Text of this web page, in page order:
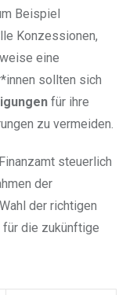
Beispiel
Konzessionen,
eine
sollten sich
für ihre
zu vermeiden.
steuerlich
der
der richtigen
die zukünftige